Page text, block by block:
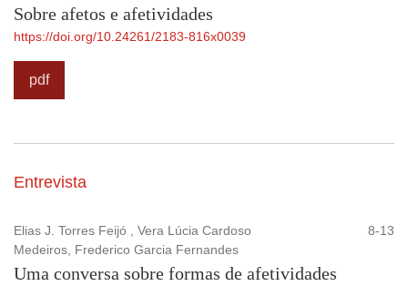
Sobre afetos e afetividades
https://doi.org/10.24261/2183-816x0039
pdf
Entrevista
Elias J. Torres Feijó , Vera Lúcia Cardoso
Medeiros, Frederico Garcia Fernandes
8-13
Uma conversa sobre formas de afetividades